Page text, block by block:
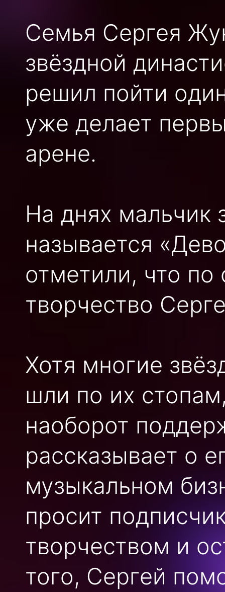
Семья Сергея
звёздной
решил пойти
уже делает
арене.
На днях мальчик
называется
отметили, что
творчество
Хотя многие
шли по их
наоборот
рассказывает о
музыкальном
просит
творчеством и
того, Сергей